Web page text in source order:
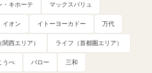
・キホーテ マックスバリュ
イオン イトーヨーカドー 万代
西エリア） ライフ（首都圏エリア）
うべ バロー 三和